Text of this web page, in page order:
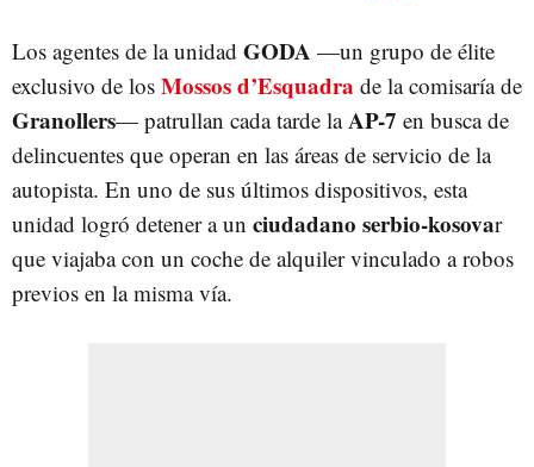
Los agentes de la unidad GODA —un grupo de élite
exclusivo de los Mossos d’Esquadra de la comisaría de
Granollers— patrullan cada tarde laAP-7 en busca de
delincuentes que operan en las áreas de servicio de la
autopista. En uno de sus últimos dispositivos, esta
unidad logró detener a un ciudadano serbio-kosovar
que viajaba con un coche de alquiler vinculado a robos
previos en la misma vía.